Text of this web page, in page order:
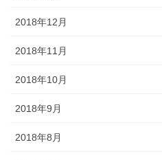
2018年12月
2018年11月
2018年10月
2018年9月
2018年8月